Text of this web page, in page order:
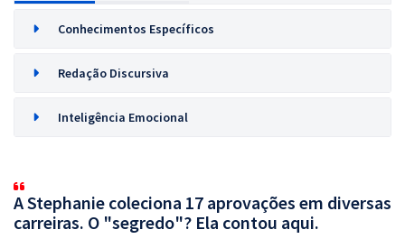
Conhecimentos Específicos
Redação Discursiva
Inteligência Emocional
A Stephanie coleciona 17 aprovações em diversas
carreiras. O "segredo"? Ela contou aqui.